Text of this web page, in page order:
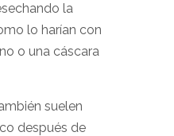
la
lo harían con
o una cáscara
suelen
después de